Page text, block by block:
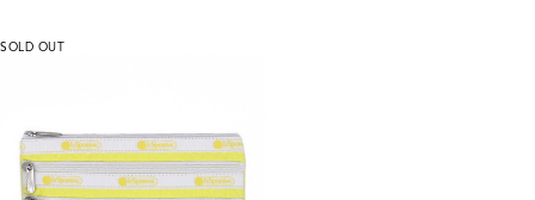
SOLD OUT